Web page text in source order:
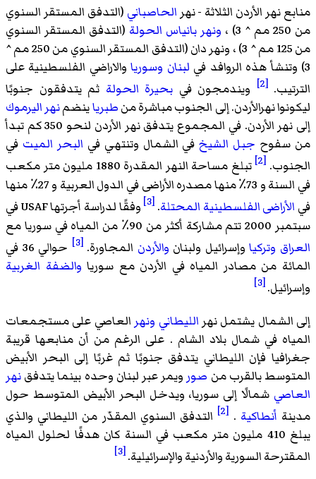
منابع نهر الأردن الثلاثة - نهر الحاصباني (التدفق المستقر السنوي
من 250 مم ^ 3) ،
ونهر بانياس الحولة (التدفق المستقر السنوي
من 125 مم ^ 3) ، ونهر دان (التدفق المستقر السنوي من 250 مم ^
3) وتنشأ هذه الروافد في
لبنان وسورياوالاراضي الفلسطينية على
الترتيب.[2] ويندمجون في بحيرة الحولة ثم يتدفقون جنوبًا
ليكونوا نهرالأردن. إلى الجنوب مباشرة منطبرياينضمنهر اليرموك
إلى نهر الأردن. في المجموع يتدفق نهر الأردن لنحو 350 كم تبدأ
من سفوح جبل الشيخفي الشمال وتنتهي في البحر الميت في
الجنوب. [2]
تبلغ مساحة النهر المقدرة 1880 مليون متر مكعب
في السنة و 73٪ منها مصدره الأراضى في الدول العربية و 27٪ منها
في الأراضى الفلسطينية المحتلة.
[3]
وفقًا لدراسة أجرتها USAF في
سبتمبر 2000 تتم مشاركة أكثر من 90٪ من المياه في سوريا مع
العراق وتركياوإسرائيل ولبنان والأردن المجاورة.[3]
حوالي 36 في
المائة من مصادر المياه في الأردن مع سوريا والضفة الغربية
وإسرائيل.[3]
إلى الشمال يشتمل نهر الليطاني ونهر العاصي على مستجمعات
المياه في شمال بلاد الشام . على الرغم من أن منابعها قريبة
جغرافيا فإن الليطاني يتدفق جنوبًا ثم غربًا إلى البحر الأبيض
المتوسط بالقرب من صور ويمر عبر لبنان وحده بينما يتدفقنهر
العاصي شمالًا إلى سوريا، ويدخل البحر الأبيض المتوسط حول
مدينة أنطاكية .
[2]
التدفق السنوي المقدّر من الليطاني والذي
يبلغ 410 مليون متر مكعب في السنة كان هدفًا لحلول المياه
المقترحة السورية والأردنية والإسرائيلية.[3]